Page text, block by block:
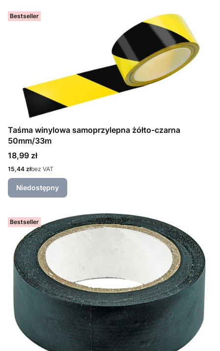
Bestseller
Taśma winylowa samoprzylepna żółto-czarna
50mm/33m
Cena
18,99 zł
Cena
15,44 złbez VAT
Niedostępny
Bestseller